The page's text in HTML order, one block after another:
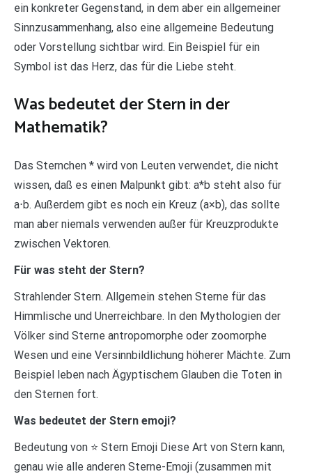
ein konkreter Gegenstand, in dem aber ein allgemeiner
Sinnzusammenhang, also eine allgemeine Bedeutung
oder Vorstellung sichtbar wird. Ein Beispiel für ein
Symbol ist das Herz, das für die Liebe steht.
Was bedeutet der Stern in der
Mathematik?
Das Sternchen * wird von Leuten verwendet, die nicht
wissen, daß es einen Malpunkt gibt: a*b steht also für
a⋅b. Außerdem gibt es noch ein Kreuz (a×b), das sollte
man aber niemals verwenden außer für Kreuzprodukte
zwischen Vektoren.
Für was steht der Stern?
Strahlender Stern. Allgemein stehen Sterne für das
Himmlische und Unerreichbare. In den Mythologien der
Völker sind Sterne antropomorphe oder zoomorphe
Wesen und eine Versinnbildlichung höherer Mächte. Zum
Beispiel leben nach Ägyptischem Glauben die Toten in
den Sternen fort.
Was bedeutet der Stern emoji?
Bedeutung von ⭐ Stern Emoji Diese Art von Stern kann,
genau wie alle anderen Sterne-Emoji (zusammen mit